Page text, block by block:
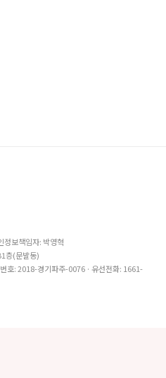
정보책임자: 박영혁
층(문발동)
호: 2018-경기파주-0076 · 유선전화: 1661-